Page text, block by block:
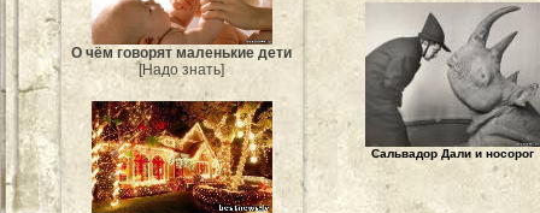
О чём говорят маленькие дети
[Надо знать]
Сальвадор Дали и носорог